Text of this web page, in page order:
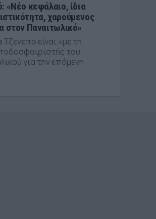
«Νέο κεφάλαιο, ίδια
χαρούμενος
στον Παναιτωλικό»
είναι «με τη
του
για την επόμενη